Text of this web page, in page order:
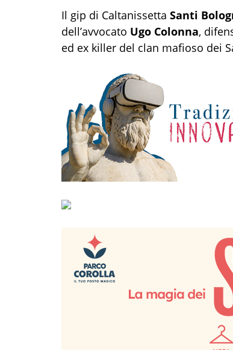
Il gip di Caltanissetta Santi
dell’avvocato Ugo Colonna,
ed ex killer del clan mafioso dei